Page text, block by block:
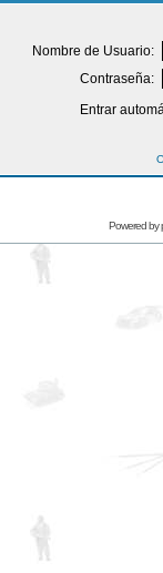
Nombre de Usuario:
Contraseña:
Entrar
Powered by